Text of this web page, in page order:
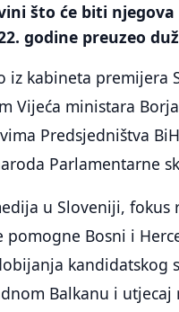
što će biti
godine preuzeo
iz kabineta premijera
Vijeća ministara
Predsjedništva
Parlamentarne
u Sloveniji, fokus
pomogne Bosni i
kandidatskog
Balkanu i